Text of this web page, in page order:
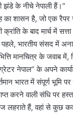
झंडे के नीचे नेपाली हैं।”
शासन है, जो एक रैपर
के बाद मार्च में
भारतीय संसद में
मानचित्र के जवाब
नेपाल” के अपने
भारत में संपूर्ण
करने वाली संधि पर
लहराते हैं, वहां से कुछ